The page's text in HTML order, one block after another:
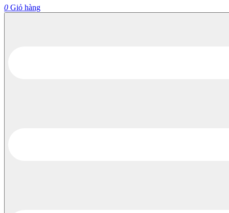
0 Giỏ hàng